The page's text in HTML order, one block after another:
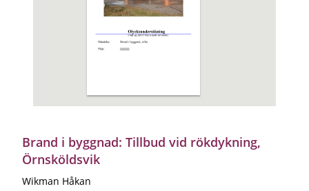
Brand i byggnad: Tillbud vid rökdykning,
Örnsköldsvik
Wikman Håkan